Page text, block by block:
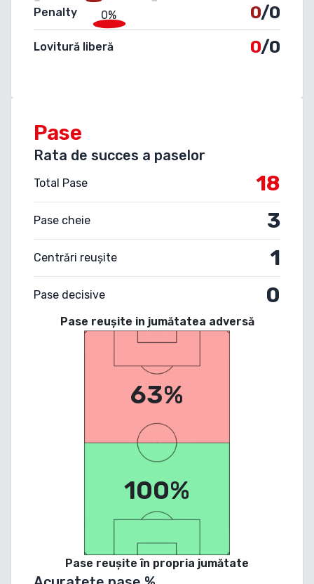
0%
Penalty 0/0
Lovitură liberă 0/0
Pase
Rata de succes a paselor
Total Pase 18
Pase cheie 3
Centrări reușite 1
Pase decisive 0
Pase reușite in jumătatea adversă
63%
100%
Pase reușite în propria jumătate